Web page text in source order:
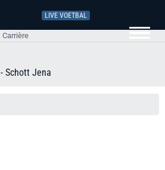
LIVE VOETBAL
Carrière
- Schott Jena